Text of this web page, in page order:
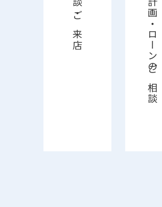
資金計画・ローンのご相談